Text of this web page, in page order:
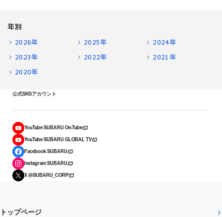
年別
2026年 2025年
2024年
2023年
2022年
2021年
2020年
公式SNSアカウント
YouTube SUBARU On-Tube
YouTube SUBARU GLOBAL TV
Facebook SUBARU
Instagram SUBARU
X @SUBARU_CORP
トップページ